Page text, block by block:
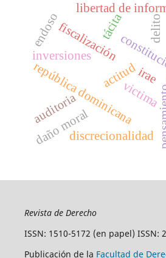
república dominicana
fiscalización
auditoria
actitud
libertad de
delito
daño moral
inversiones
irae
tácita
endoso
discrecionalidad
victima
Revista de Derecho
ISSN: 1510-5172 (en papel) ISSN:
Publicación de la Facultad de